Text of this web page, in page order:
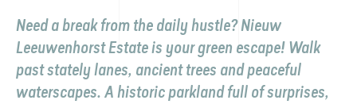
Need a break from the daily hustle? Nieuw
Leeuwenhorst Estate is your green escape! Walk
past stately lanes, ancient trees and peaceful
waterscapes. A historic parkland full of surprises,